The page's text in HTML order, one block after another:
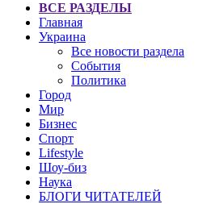
ВСЕ РАЗДЕЛЫ
Главная
Украина
Все новости раздела
События
Политика
Город
Мир
Бизнес
Спорт
Lifestyle
Шоу-биз
Наука
БЛОГИ ЧИТАТЕЛЕЙ